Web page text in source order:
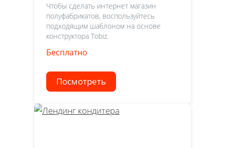
Чтобы сделать интернет магазин
полуфабрикатов, воспользуйтесь
подходящим шаблоном на основе
конструктора Tobiz.
Бесплатно
Посмотреть